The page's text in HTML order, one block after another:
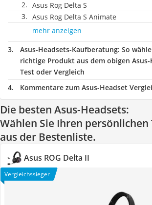
Asus Rog Delta S
Asus Rog Delta S Animate
mehr anzeigen
Asus-Headsets-Kaufberatung: So
richtige Produkt aus dem obigen Asus-
Test oder Vergleich
Kommentare zum Asus-Headset
Die besten Asus-Headsets:
Wählen Sie Ihren persönlichen
aus der Bestenliste.
Asus ROG Delta II
Vergleichssieger